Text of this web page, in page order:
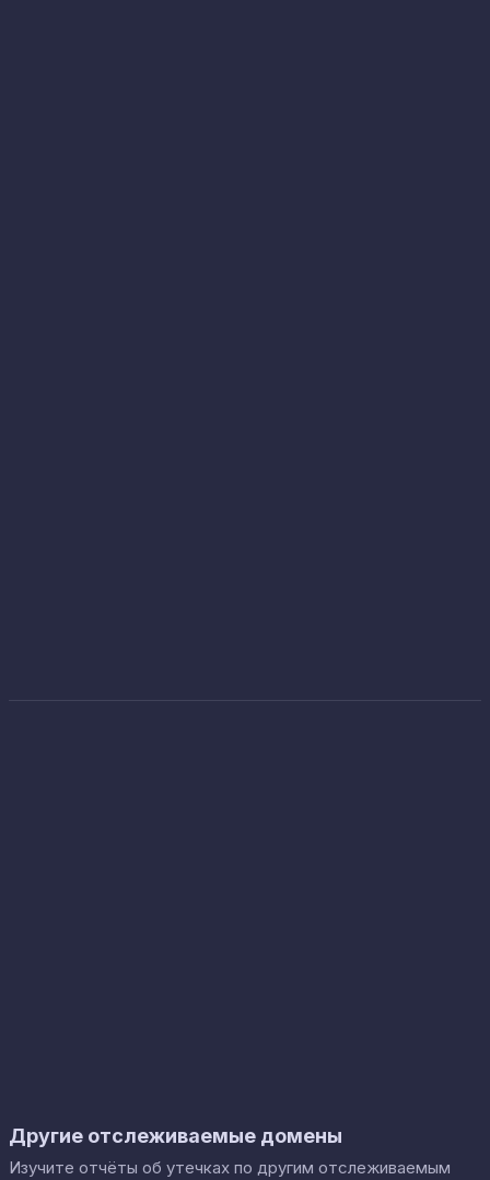
Другие отслеживаемые домены
Изучите отчёты об утечках по другим отслеживаемым